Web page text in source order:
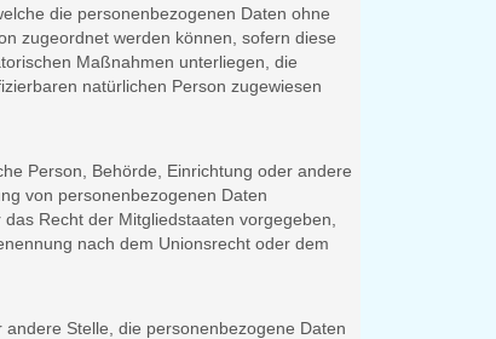
die personenbezogenen Daten ohne
zugeordnet werden können, sofern diese
Maßnahmen unterliegen, die
natürlichen Person zugewiesen
Person, Behörde, Einrichtung oder andere
von personenbezogenen Daten
Recht der Mitgliedstaaten vorgegeben,
nach dem Unionsrecht oder dem
Stelle, die personenbezogene Daten